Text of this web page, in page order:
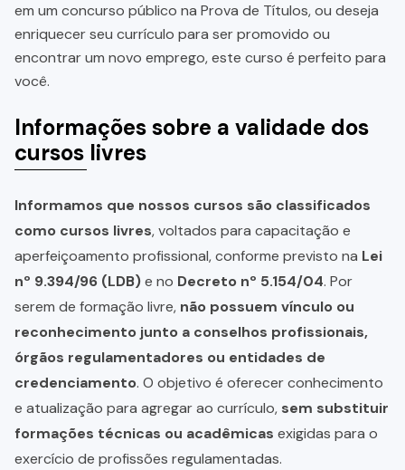
em um concurso público na Prova de Títulos, ou deseja
enriquecer seu currículo para ser promovido ou
encontrar um novo emprego, este curso é perfeito para
você.
Informações sobre a validade dos
cursos livres
Informamos que nossos cursos são classificados
como cursos livres, voltados para capacitação e
aperfeiçoamento profissional, conforme previsto na Lei
nº 9.394/96 (LDB)e no Decreto nº 5.154/04. Por
serem de formação livre, não possuem vínculo ou
reconhecimento junto a conselhos profissionais,
órgãos regulamentadores ou entidades de
credenciamento. O objetivo é oferecer conhecimento
e atualização para agregar ao currículo, sem substituir
formações técnicas ou acadêmicas exigidas para o
exercício de profissões regulamentadas.